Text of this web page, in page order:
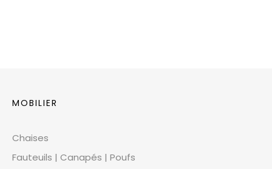
MOBILIER
Chaises
Fauteuils | Canapés | Poufs